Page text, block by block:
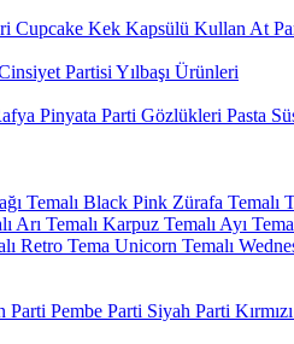
Cupcake Kek Kapsülü Kullan At
Partisi Yılbaşı Ürünleri
Pinyata Parti Gözlükleri Pasta
Temalı Black Pink Zürafa Temalı
Arı Temalı Karpuz Temalı Ayı
Retro Tema Unicorn Temalı
Parti Pembe Parti Siyah Parti